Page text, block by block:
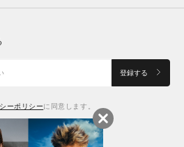
登録する
ーポリシーに同意します。